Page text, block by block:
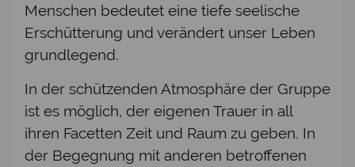
Menschen bedeutet eine tiefe seelische
Erschütterung und verändert unser Leben
grundlegend.
In der schützenden Atmosphäre der Gruppe
ist es möglich, der eigenen Trauer in all
ihren Facetten Zeit und Raum zu geben. In
der Begegnung mit anderen betroffenen